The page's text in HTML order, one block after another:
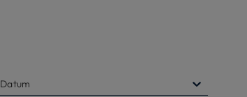
Datum